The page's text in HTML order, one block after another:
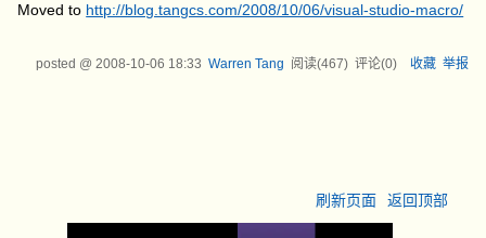
Moved to http://blog.tangcs.com/2008/10/06/visual-studio-macro/
posted @ 2008-10-06 18:33 Warren Tang 阅读(467) 评论(0) 收藏 举报
刷新页面 返回顶部